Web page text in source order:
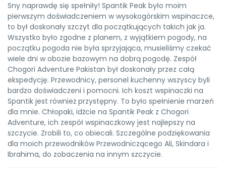
Warstwa bazowa x 3Jak wolisz, zaleca się
termiczne na wyższe wysokości.
Warstwa środkowa x 2 Zazwyczaj są to lekkie
mikrofleece lub podobna technologia, które
zapewniają różne stopnie ciepła i izolacji, nie
będąc zbyt masywnymi ani ciężkimi do
spakowania.
Koszule z długim rękawemSłońce może być
niezwykle intensywne – zalecamy koszulę z
kołnierzykiem, z długim rękawem lub T-
shirtem, dla ochrony w cieplejsze dni
Sny naprawdę się spełniły! Spantik Peak było moim
pierwszym doświadczeniem w wysokogórskim wspinaczce,
to był doskonały szczyt dla początkujących takich jak ja.
Wszystko było zgodne z planem, z wyjątkiem pogody, na
początku pogoda nie była sprzyjająca, musieliśmy czekać
wiele dni w obozie bazowym na dobrą pogodę. Zespół
Chogori Adventure Pakistan był doskonały przez całą
ekspedycję. Przewodnicy, personel kuchenny wszyscy byli
bardzo doświadczeni i pomocni. Ich koszt wspinaczki na
Spantik jest również przystępny. To było spełnienie marzeń
dla mnie. Chłopaki, idźcie na Spantik Peak z Chogori
Adventure, ich zespół wspinaczkowy jest najlepszy na
szczycie. Zrobili to, co obiecali. Szczególne podziękowania
dla moich przewodników Przewodniczącego Ali, Skindara i
Ibrahima, do zobaczenia na innym szczycie.